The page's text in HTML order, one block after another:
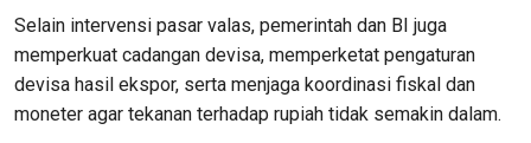
Selain intervensi pasar valas, pemerintah dan BI juga
memperkuat cadangan devisa, memperketat pengaturan
devisa hasil ekspor, serta menjaga koordinasi fiskal dan
moneter agar tekanan terhadap rupiah tidak semakin dalam.